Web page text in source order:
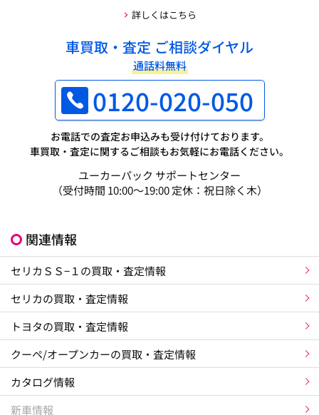
詳しくはこちら
車買取・査定 ご相談ダイヤル
通話料無料
0120-020-050
お電話での査定お申込みも受け付けております。
車買取・査定に関するご相談もお気軽にお電話ください。
ユーカーパック サポートセンター
（受付時間 10:00～19:00 定休：祝日除く木）
関連情報
セリカＳＳ−１の買取・査定情報
セリカの買取・査定情報
トヨタの買取・査定情報
クーペ/オープンカーの買取・査定情報
カタログ情報
新車情報